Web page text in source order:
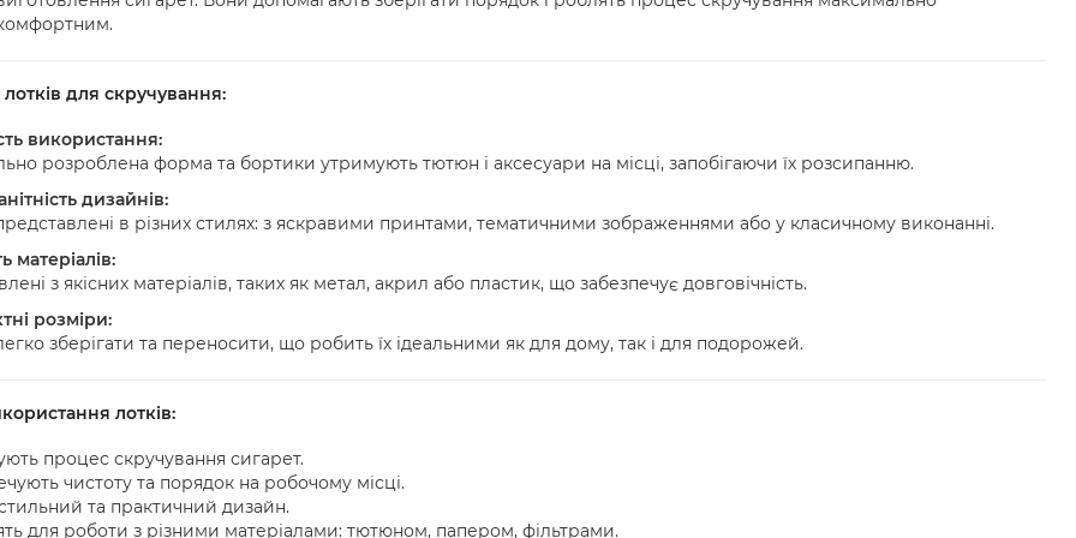
для скручування:
використання:
розроблена форма та бортики утримують тютюн і аксесуари на місці, запобігаючи їх розсипанню.
дизайнів:
в різних стилях: з яскравими принтами, тематичними зображеннями або у класичному виконанні.
матеріалів:
з якісних матеріалів, таких як метал, акрил або пластик, що забезпечує довговічність.
розміри:
зберігати та переносити, що робить їх ідеальними як для дому, так і для подорожей.
лотків:
процес скручування сигарет.
чистоту та порядок на робочому місці.
та практичний дизайн.
для роботи з різними матеріалами: тютюном, папером, фільтрами.